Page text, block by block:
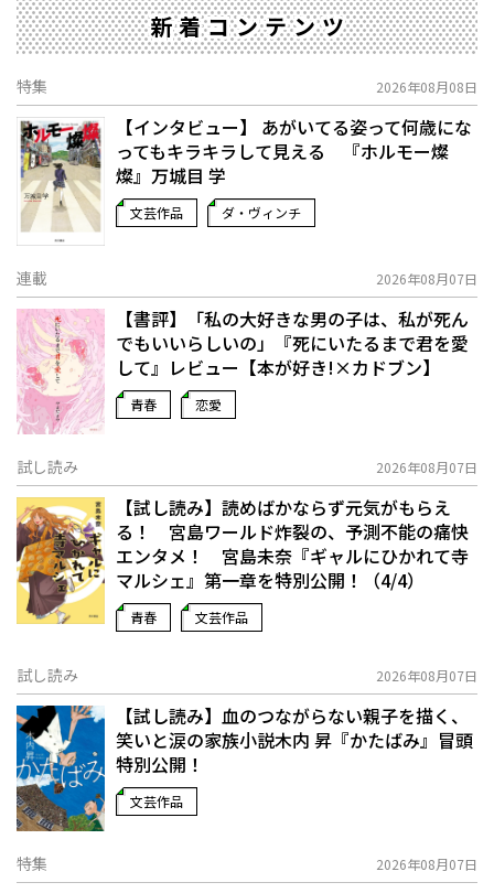
新着コンテンツ
特集 2026年08月08日
【インタビュー】 あがいてる姿って何歳にな
ってもキラキラして見える 『ホルモー燦
燦』万城目 学
文芸作品 ダ・ヴィンチ
連載 2026年08月07日
【書評】「私の大好きな男の子は、私が死ん
でもいいらしいの」――『死にいたるまで君を愛
して』レビュー【本が好き!×カドブン】
青春 恋愛
試し読み 2026年08月07日
【試し読み】読めばかならず元気がもらえ
る！ 宮島ワールド炸裂の、予測不能の痛快
エンタメ！ 宮島未奈『ギャルにひかれて寺
マルシェ』第一章を特別公開！（4/4）
青春 文芸作品
試し読み 2026年08月07日
【試し読み】血のつながらない親子を描く、
笑いと涙の家族小説――木内 昇『かたばみ』冒頭
特別公開！
文芸作品
特集 2026年08月07日